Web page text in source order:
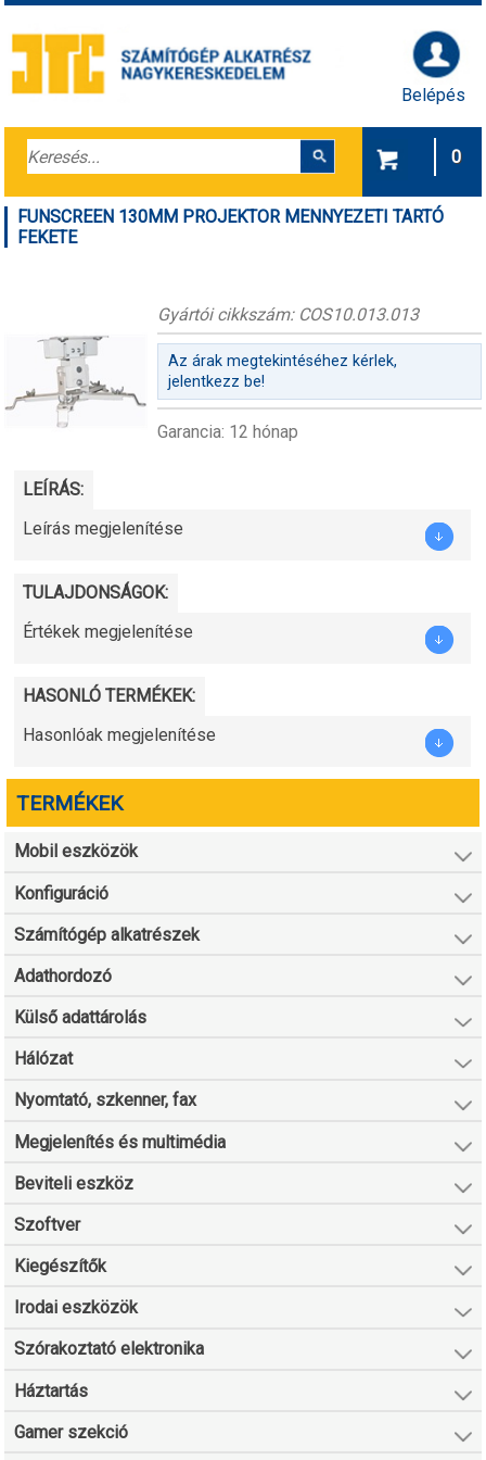
Belépés
0
FUNSCREEN 130MM PROJEKTOR MENNYEZETI TARTÓ
FEKETE
Gyártói cikkszám: COS10.013.013
Az árak megtekintéséhez kérlek,
jelentkezz be!
Garancia: 12 hónap
LEÍRÁS:
Leírás megjelenítése
TULAJDONSÁGOK:
Értékek megjelenítése
HASONLÓ TERMÉKEK:
Hasonlóak megjelenítése
TERMÉKEK
Mobil eszközök
Konfiguráció
Számítógép alkatrészek
Adathordozó
Külső adattárolás
Hálózat
Nyomtató, szkenner, fax
Megjelenítés és multimédia
Beviteli eszköz
Szoftver
Kiegészítők
Irodai eszközök
Szórakoztató elektronika
Háztartás
Gamer szekció